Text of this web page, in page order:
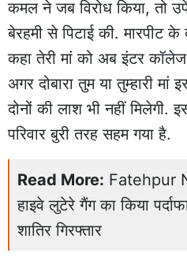
कमल ने जब विरोध किया, तो
बेरहमी से पिटाई की. मारपीट
कहा तेरी मां को अब इंटर
अगर दोबारा तुम या तुम्हारी
दोनों की लाश भी नहीं
परिवार बुरी तरह सहम गया है.
Read More: Fatehpur
हाइवे लुटेरे गैंग का किया
शातिर गिरफ्तार